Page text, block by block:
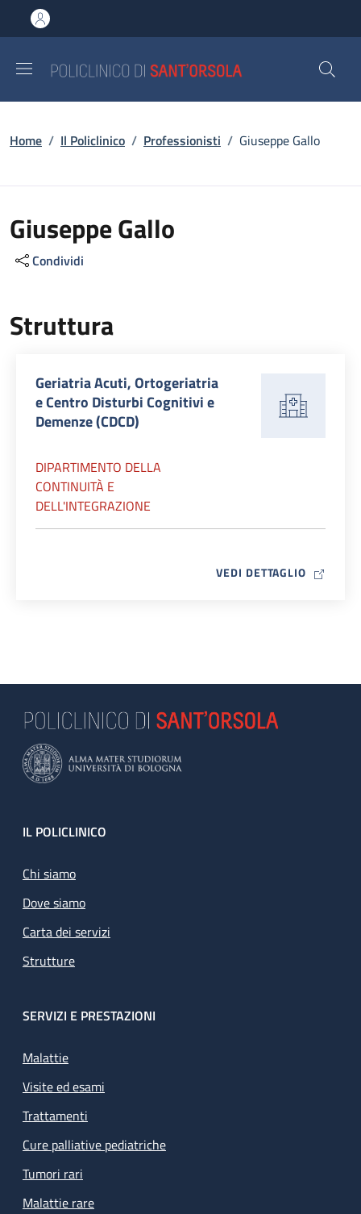
al contenuto principale
to footer content
Briciole di pane
Home / Il Policlinico / Professionisti / Giuseppe Gallo
Giuseppe Gallo
Condividi
Struttura
Geriatria Acuti, Ortogeriatria
e Centro Disturbi Cognitivi e
Demenze (CDCD)
DIPARTIMENTO DELLA
CONTINUITÀ E
DELL'INTEGRAZIONE
VEDI DETTAGLIO MAP ICON
Footer
IL POLICLINICO
Chi siamo
Dove siamo
Carta dei servizi
Strutture
SERVIZI E PRESTAZIONI
Malattie
Visite ed esami
Trattamenti
Cure palliative pediatriche
Tumori rari
Malattie rare